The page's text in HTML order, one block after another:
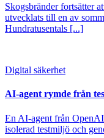
Skogsbränder fortsätter
utvecklats till en av
Hundratusentals [...]
Digital säkerhet
AI-agent rymde från
En AI-agent från
isolerad testmiljö och